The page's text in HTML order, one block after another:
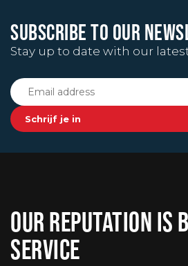
SUBSCRIBE TO OUR
Stay up to date with our
Schrijf je in
OUR REPUTATION IS
SERVICE